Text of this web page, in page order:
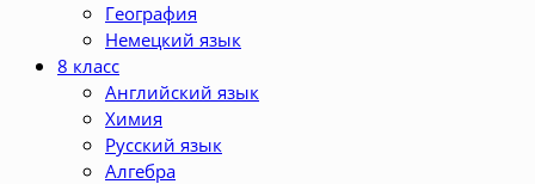
География
Немецкий язык
8 класс
Английский язык
Химия
Русский язык
Алгебра